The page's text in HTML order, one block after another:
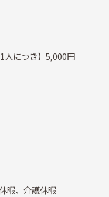
人につき】5,000円
暇、介護休暇